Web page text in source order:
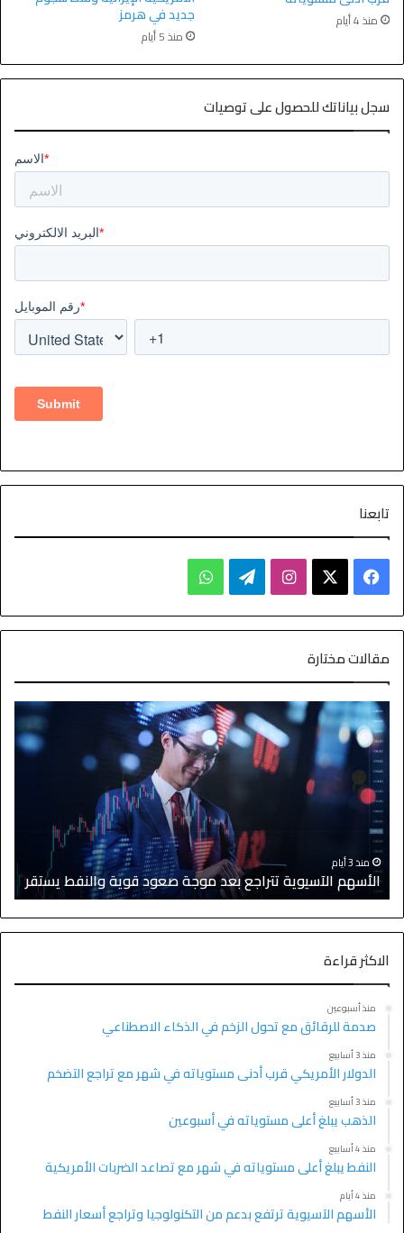
منذ 4 أيام جديد في هرمز
منذ 5 أيام
سجل بياناتك للحصول على توصيات
تابعنا
مقالات مختارة
منذ 3 أيام
الأسهم الآسيوية تتراجع بعد موجة صعود قوية والنفط يستقر
الاكثر قراءة
منذ أسبوعين
صدمة للرقائق مع تحول الزخم في الذكاء الاصطناعي
منذ 3 أسابيع
الدولار الأمريكي قرب أدنى مستوياته في شهر مع تراجع التضخم
منذ 3 أسابيع
الذهب يبلغ أعلى مستوياته في أسبوعين
منذ 4 أسابيع
النفط يبلغ أعلى مستوياته في شهر مع تصاعد الضربات الأمريكية
منذ 4 أيام
الأسهم الآسيوية ترتفع بدعم من التكنولوجيا وتراجع أسعار النفط